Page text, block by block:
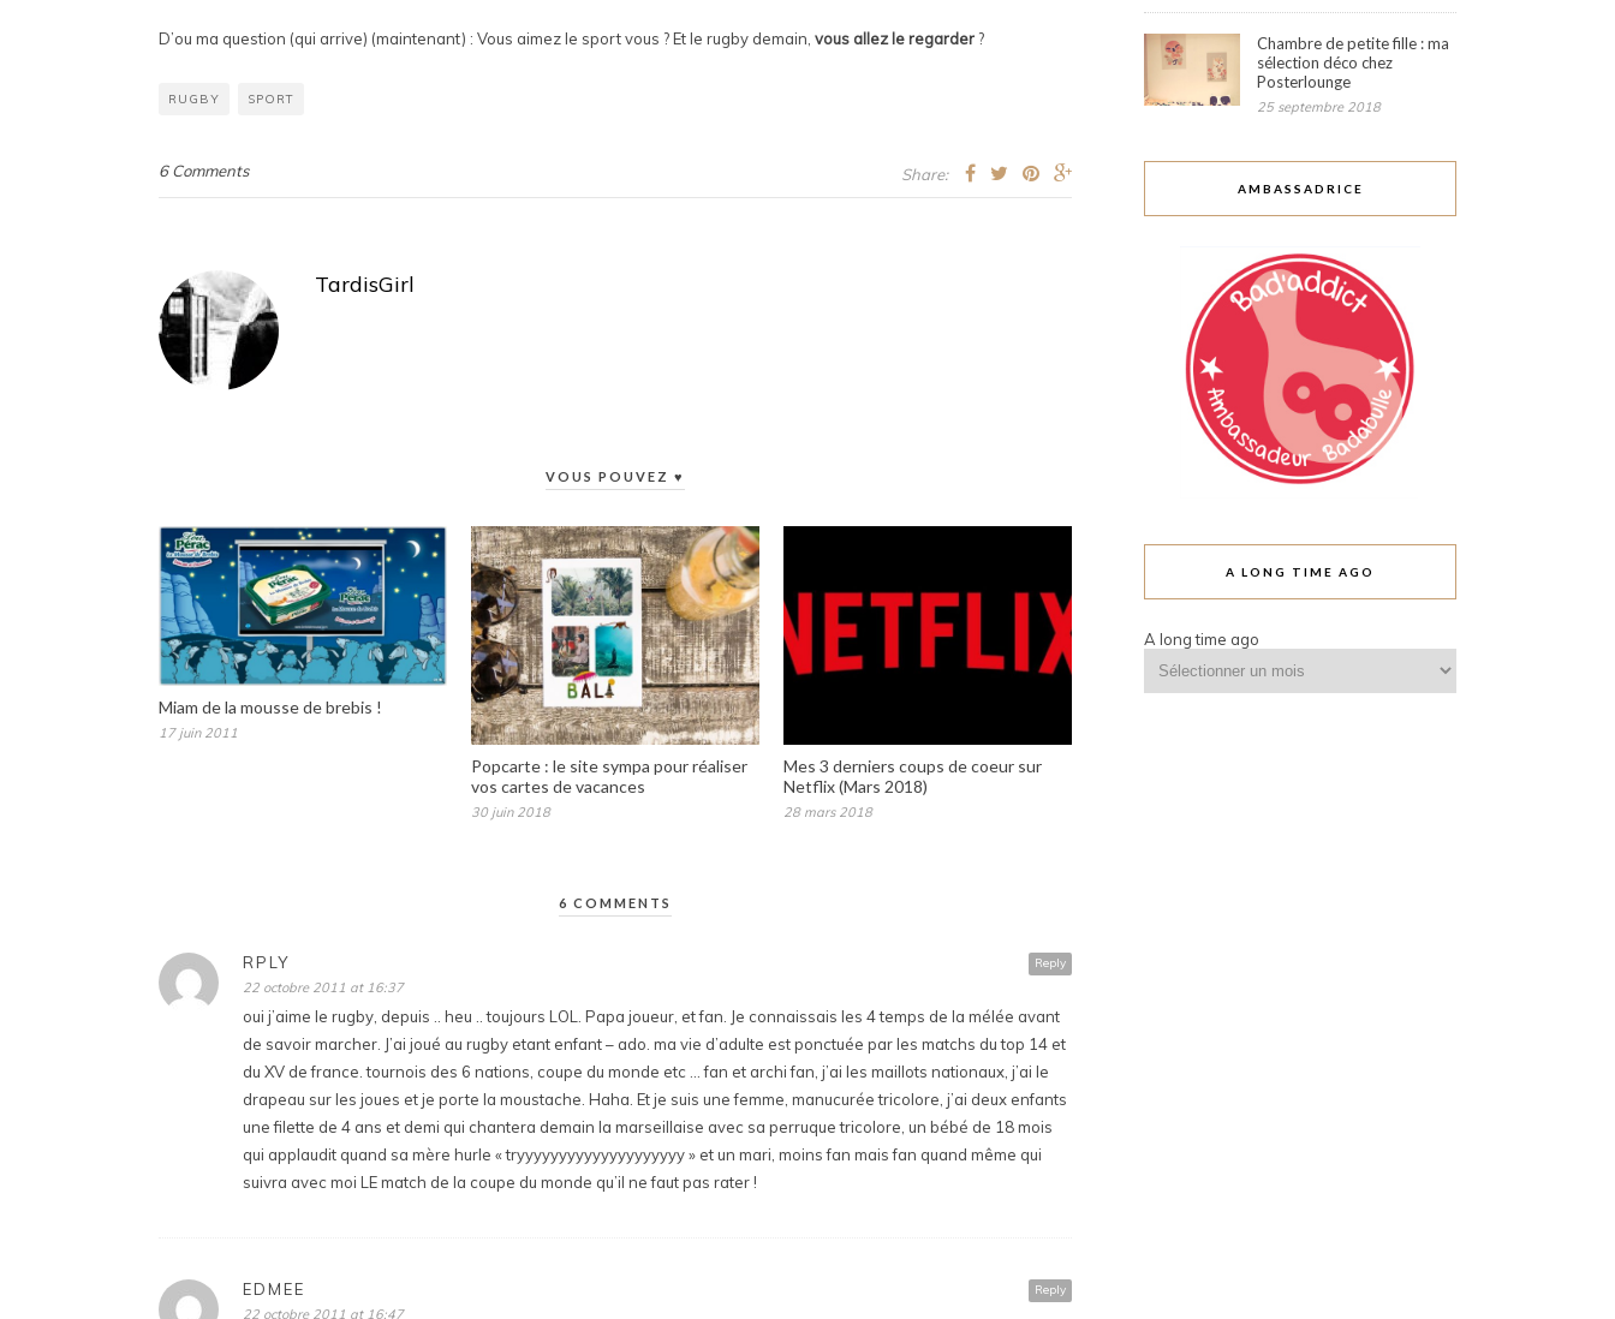
D’ou ma question (qui arrive) (maintenant) : Vous aimez le sport vous ? Et le rugby demain, vous allez le regarder ?
RUGBY SPORT
6 Comments Share:
TardisGirl
VOUS POUVEZ ♥
Miam de la mousse de brebis !
17 juin 2011
Popcarte : le site sympa pour réaliser
vos cartes de vacances
30 juin 2018
Mes 3 derniers coups de coeur sur
Netflix (Mars 2018)
28 mars 2018
6 COMMENTS
Reply
RPLY
22 octobre 2011 at 16:37
oui j’aime le rugby, depuis .. heu .. toujours LOL. Papa joueur, et fan. Je connaissais les 4 temps de la mélée avant
de savoir marcher. J’ai joué au rugby etant enfant – ado. ma vie d’adulte est ponctuée par les matchs du top 14 et
du XV de france. tournois des 6 nations, coupe du monde etc … fan et archi fan, j’ai les maillots nationaux, j’ai le
drapeau sur les joues et je porte la moustache. Haha. Et je suis une femme, manucurée tricolore, j’ai deux enfants
une filette de 4 ans et demi qui chantera demain la marseillaise avec sa perruque tricolore, un bébé de 18 mois
qui applaudit quand sa mère hurle « tryyyyyyyyyyyyyyyyyyyy » et un mari, moins fan mais fan quand même qui
suivra avec moi LE match de la coupe du monde qu’il ne faut pas rater !
Reply
EDMEE
22 octobre 2011 at 16:47
Chambre de petite fille : ma
sélection déco chez
Posterlounge
25 septembre 2018
AMBASSADRICE
A LONG TIME AGO
A long time ago